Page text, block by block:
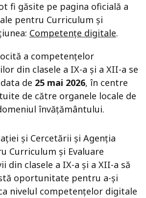
fi găsite pe pagina oficială a
pentru Curriculum și
Competențe digitale.
a competențelor
din clasele a IX-a și a XII-a se
de 25 mai 2026, în centre
de către organele locale de
învățământului.
și Cercetării și Agenția
Curriculum și Evaluare
din clasele a IX-a și a XII-a să
oportunitate pentru a-și
nivelul competențelor digitale